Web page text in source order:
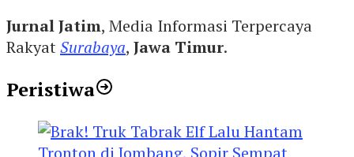
Jurnal Jatim, Media Informasi Terpercaya
RakyatSurabaya, Jawa Timur.
Peristiwa